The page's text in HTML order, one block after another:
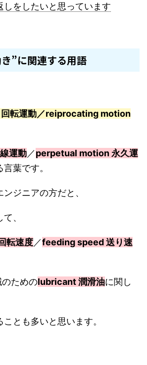
しをしたいと思っています
”に関連する用語
転運動／reiprocating motion
運動／perpetual motion 永久運
葉です。
ジニアの方だと、
、
転速度／feeding speed 送り速
ためのlubricant 潤滑油に関し
とも多いと思います。